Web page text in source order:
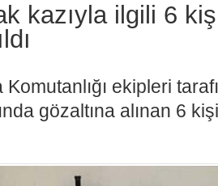
kazıyla ilgili 6
ekipleri
gözaltına alınan 6